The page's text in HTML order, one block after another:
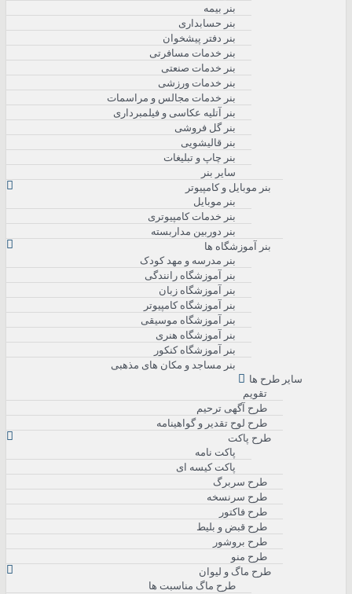
بنر بیمه
بنر حسابداری
بنر دفتر پیشخوان
بنر خدمات مسافرتی
بنر خدمات صنعتی
بنر خدمات ورزشی
بنر خدمات مجالس و مراسمات
بنر آتلیه عکاسی و فیلمبرداری
بنر گل فروشی
بنر قالیشویی
بنر چاپ و تبلیغات
سایر بنر
بنر موبایل و کامپیوتر
بنر موبایل
بنر خدمات کامپیوتری
بنر دوربین مداربسته
بنر آموزشگاه ها
بنر مدرسه و مهد کودک
بنر آموزشگاه رانندگی
بنر آموزشگاه زبان
بنر آموزشگاه کامپیوتر
بنر آموزشگاه موسیقی
بنر آموزشگاه هنری
بنر آموزشگاه کنکور
بنر مساجد و مکان های مذهبی
سایر طرح ها
طرح آگهی ترحیم
طرح لوح تقدیر و گواهینامه
طرح پاکت
پاکت نامه
پاکت کیسه ای
طرح سربرگ
طرح سرنسخه
طرح فاکتور
طرح قبض و بلیط
طرح بروشور
طرح منو
طرح ماگ و لیوان
طرح ماگ مناسبت ها